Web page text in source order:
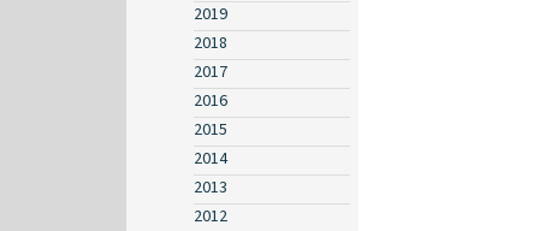
2019
2018
2017
2016
2015
2014
2013
2012